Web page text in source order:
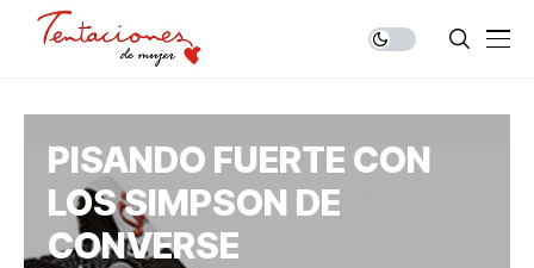
PISANDO FUERTE CON
LOS SIMPSON DE
CONVERSE